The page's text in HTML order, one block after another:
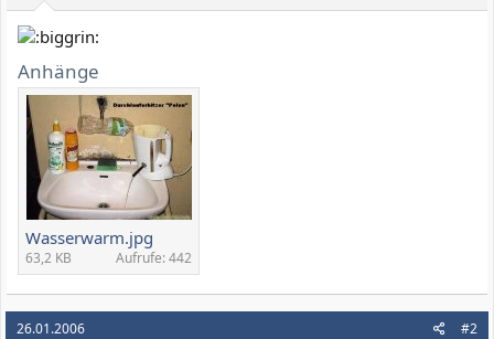
Anhänge
Wasserwarm.jpg
63,2 KB Aufrufe: 442
26.01.2006 #2